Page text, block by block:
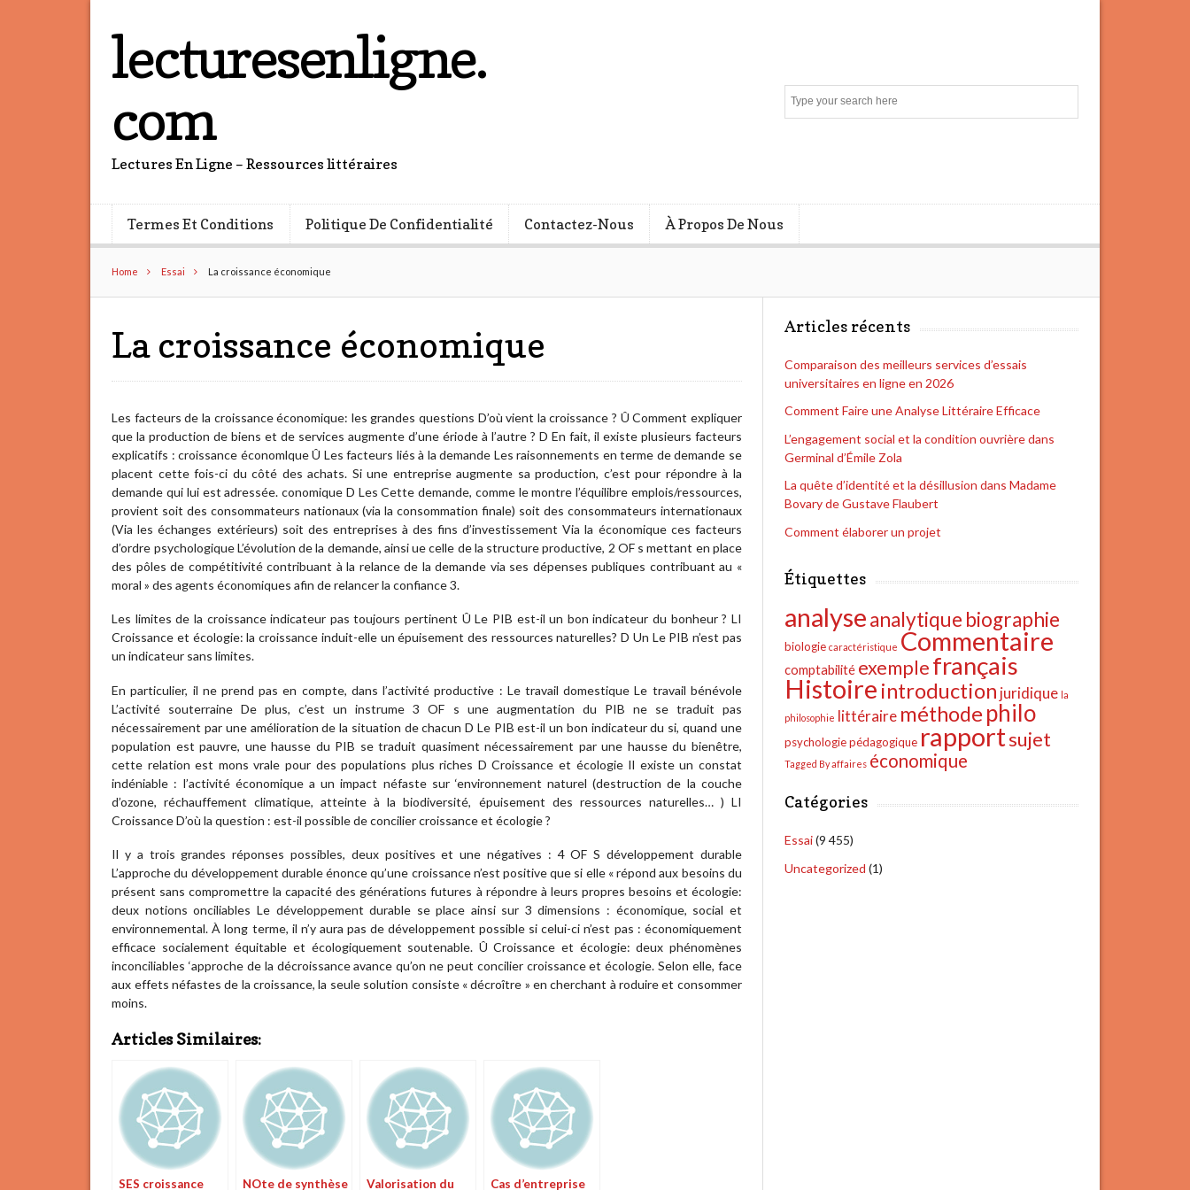
lecturesenligne.
com
Lectures En Ligne – Ressources littéraires
e
Termes Et Conditions Politique De Confidentialité Contactez-Nous À Propos De Nous
Home Essai La croissance économique
La croissance économique
Les facteurs de la croissance économique: les grandes questions D’où vient la croissance ? Û Comment expliquer
que la production de biens et de services augmente d’une ériode à l’autre ? D En fait, il existe plusieurs facteurs
explicatifs : croissance économlque Û Les facteurs liés à la demande Les raisonnements en terme de demande se
placent cette fois-ci du côté des achats. Si une entreprise augmente sa production, c’est pour répondre à la
demande qui lui est adressée. conomique D Les Cette demande, comme le montre l’équilibre emplois/ressources,
provient soit des consommateurs nationaux (via la consommation finale) soit des consommateurs internationaux
(Via les échanges extérieurs) soit des entreprises à des fins d’investissement Via la économique ces facteurs
d’ordre psychologique L’évolution de la demande, ainsi ue celle de la structure productive, 2 OF s mettant en place
des pôles de compétitivité contribuant à la relance de la demande via ses dépenses publiques contribuant au «
moral » des agents économiques afin de relancer la confiance 3.
Les limites de la croissance indicateur pas toujours pertinent Û Le PIB est-il un bon indicateur du bonheur ? LI
Croissance et écologie: la croissance induit-elle un épuisement des ressources naturelles? D Un Le PIB n’est pas
un indicateur sans limites.
En particulier, il ne prend pas en compte, dans l’activité productive : Le travail domestique Le travail bénévole
L’activité souterraine De plus, c’est un instrume 3 OF s une augmentation du PIB ne se traduit pas
nécessairement par une amélioration de la situation de chacun D Le PIB est-il un bon indicateur du si, quand une
population est pauvre, une hausse du PIB se traduit quasiment nécessairement par une hausse du bienêtre,
cette relation est mons vrale pour des populations plus riches D Croissance et écologie Il existe un constat
indéniable : l’activité économique a un impact néfaste sur ‘environnement naturel (destruction de la couche
d’ozone, réchauffement climatique, atteinte à la biodiversité, épuisement des ressources naturelles… ) LI
Croissance D’où la question : est-il possible de concilier croissance et écologie ?
Il y a trois grandes réponses possibles, deux positives et une négatives : 4 OF S développement durable
L’approche du développement durable énonce qu’une croissance n’est positive que si elle « répond aux besoins du
présent sans compromettre la capacité des générations futures à répondre à leurs propres besoins et écologie:
deux notions onciliables Le développement durable se place ainsi sur 3 dimensions : économique, social et
environnemental. À long terme, il n’y aura pas de développement possible si celui-ci n’est pas : économiquement
efficace socialement équitable et écologiquement soutenable. Û Croissance et écologie: deux phénomènes
inconciliables ‘approche de la décroissance avance qu’on ne peut concilier croissance et écologie. Selon elle, face
aux effets néfastes de la croissance, la seule solution consiste « décroître » en cherchant à roduire et consommer
moins.
Articles Similaires:
SES croissance NOte de synthèse Valorisation du Cas d’entreprise
Articles récents
Comparaison des meilleurs services d’essais
universitaires en ligne en 2026
Comment Faire une Analyse Littéraire Efficace
L’engagement social et la condition ouvrière dans
Germinal d’Émile Zola
La quête d’identité et la désillusion dans Madame
Bovary de Gustave Flaubert
Comment élaborer un projet
Étiquettes
analyseanalytique biographie
biologie caractéristique Commentaire
comptabilité exemplefrançais
Histoire introduction juridique la
philosophie littéraire méthode philo
psychologie pédagogique rapportsujet
Tagged By affaires économique
Catégories
Essai(9 455)
Uncategorized (1)